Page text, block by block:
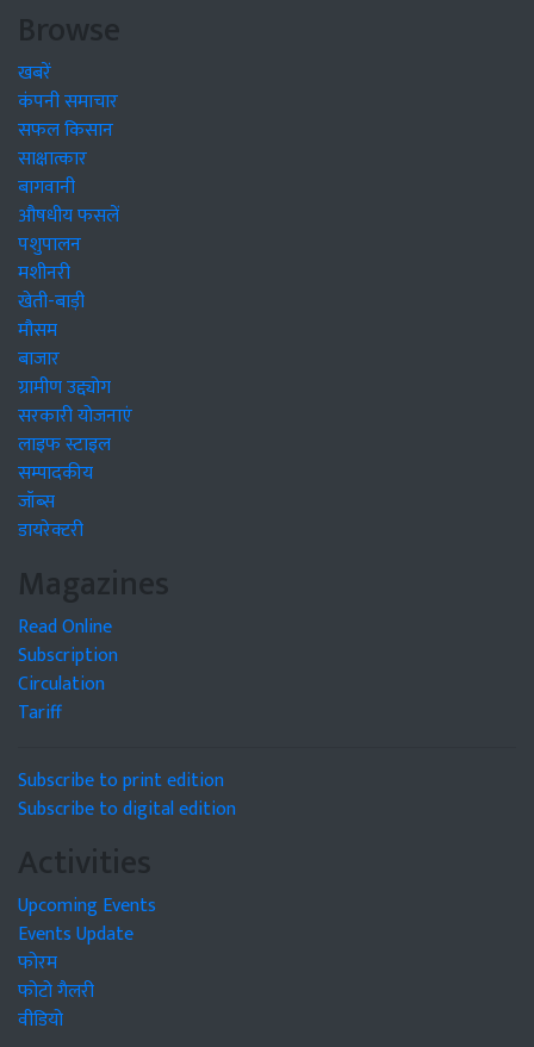
Browse
खबरें
कंपनी समाचार
सफल किसान
साक्षात्कार
बागवानी
औषधीय फसलें
पशुपालन
मशीनरी
खेती-बाड़ी
मौसम
बाजार
ग्रामीण उद्द्योग
सरकारी योजनाएं
लाइफ स्टाइल
सम्पादकीय
जॉब्स
डायरेक्टरी
Magazines
Read Online
Subscription
Circulation
Tariff
Subscribe to print edition
Subscribe to digital edition
Activities
Upcoming Events
Events Update
फोरम
फोटो गैलरी
वीडियो